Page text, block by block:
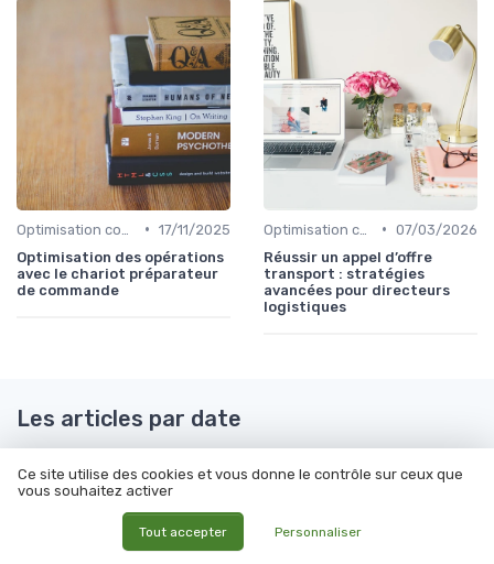
• 17/11/2025
Optimisation des opérations
avec le chariot préparateur
de commande
• 07/03/2026
Réussir un appel d’offre
transport : stratégies
avancées pour directeurs
logistiques
Les articles par date
Novembre 2023
Ce site utilise des cookies et vous donne le contrôle sur ceux que
vous souhaitez activer
Tout accepter Personnaliser